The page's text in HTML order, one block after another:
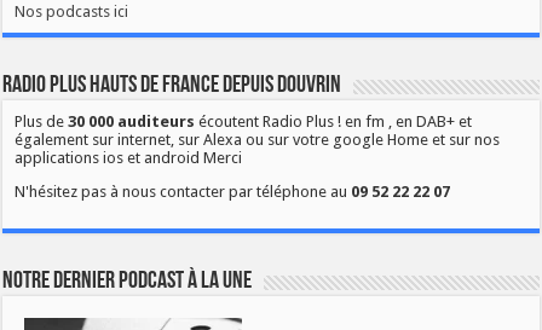
Nos podcasts ici
Radio Plus Hauts de France depuis Douvrin
Plus de30 000 auditeurs écoutent Radio Plus ! en fm , en DAB+ et
également sur internet, sur Alexa ou sur votre google Home et sur nos
applications ios et android Merci
N'hésitez pas à nous contacter par téléphone au 09 52 22 22 07
Notre dernier podcast à la une